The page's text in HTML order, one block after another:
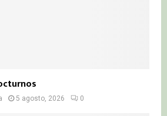
5 agosto, 2026 0